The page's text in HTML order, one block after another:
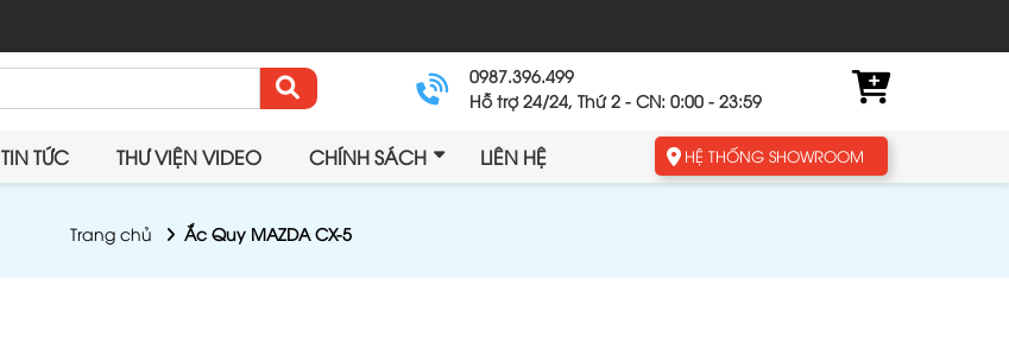
0987.396.499
Hỗ trợ 24/24, Thứ 2 - CN: 0:00 - 23:59
TIN TỨC THƯ VIỆN VIDEO CHÍNH SÁCH LIÊN HỆ HỆ THỐNG SHOWROOM
Trang chủ Ắc Quy MAZDA CX-5